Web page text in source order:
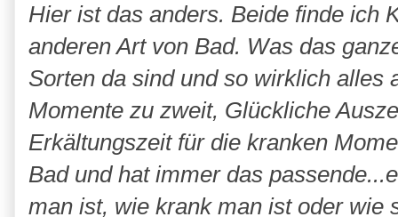
Hier ist das anders. Beide finde ich
anderen Art von Bad. Was das
Sorten da sind und so wirklich alles
Momente zu zweit, Glückliche
Erkältungszeit für die kranken
Bad und hat immer das
man ist, wie krank man ist oder wie